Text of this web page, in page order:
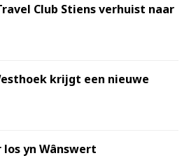
Club Stiens verhuist naar
krijgt een nieuwe
yn Wânswert